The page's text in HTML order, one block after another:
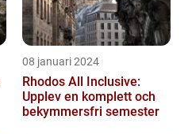
08 januari 2024
Rhodos All Inclusive:
Upplev en komplett och
bekymmersfri semester